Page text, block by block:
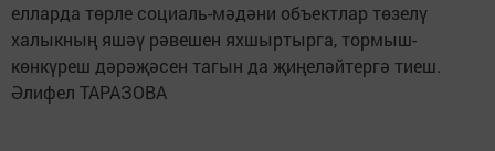
елларда төрле социаль-мәдәни объектлар төзелү
халыкның яшәү рәвешен яхшыртырга, тормыш-
көнкүреш дәрәҗәсен тагын да җиңеләйтергә тиеш.
Әлифел ТАРАЗОВА